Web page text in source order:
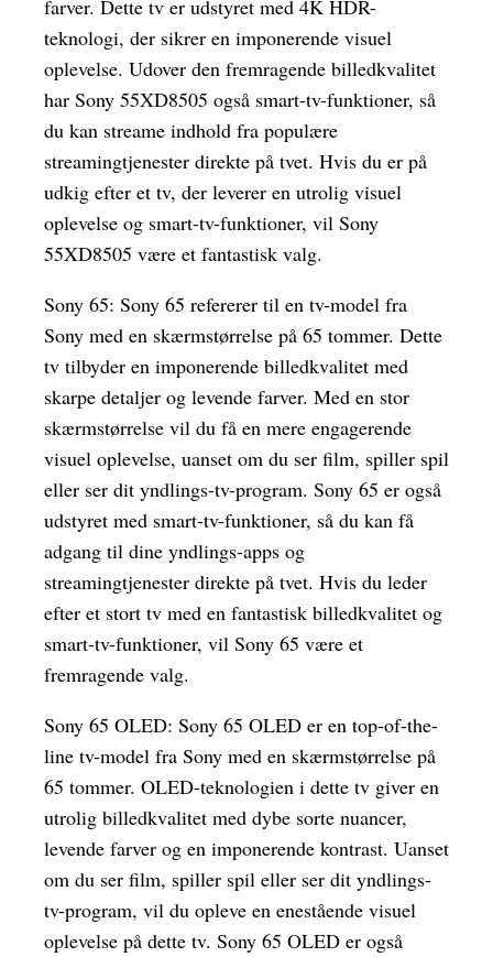
farver. Dette tv er udstyret med 4K HDR-
teknologi, der sikrer en imponerende visuel
oplevelse. Udover den fremragende billedkvalitet
har Sony 55XD8505 også smart-tv-funktioner, så
du kan streame indhold fra populære
streamingtjenester direkte på tvet. Hvis du er på
udkig efter et tv, der leverer en utrolig visuel
oplevelse og smart-tv-funktioner, vil Sony
55XD8505 være et fantastisk valg.
Sony 65: Sony 65 refererer til en tv-model fra
Sony med en skærmstørrelse på 65 tommer. Dette
tv tilbyder en imponerende billedkvalitet med
skarpe detaljer og levende farver. Med en stor
skærmstørrelse vil du få en mere engagerende
visuel oplevelse, uanset om du ser film, spiller spil
eller ser dit yndlings-tv-program. Sony 65 er også
udstyret med smart-tv-funktioner, så du kan få
adgang til dine yndlings-apps og
streamingtjenester direkte på tvet. Hvis du leder
efter et stort tv med en fantastisk billedkvalitet og
smart-tv-funktioner, vil Sony 65 være et
fremragende valg.
Sony 65 OLED: Sony 65 OLED er en top-of-the-
line tv-model fra Sony med en skærmstørrelse på
65 tommer. OLED-teknologien i dette tv giver en
utrolig billedkvalitet med dybe sorte nuancer,
levende farver og en imponerende kontrast. Uanset
om du ser film, spiller spil eller ser dit yndlings-
tv-program, vil du opleve en enestående visuel
oplevelse på dette tv. Sony 65 OLED er også